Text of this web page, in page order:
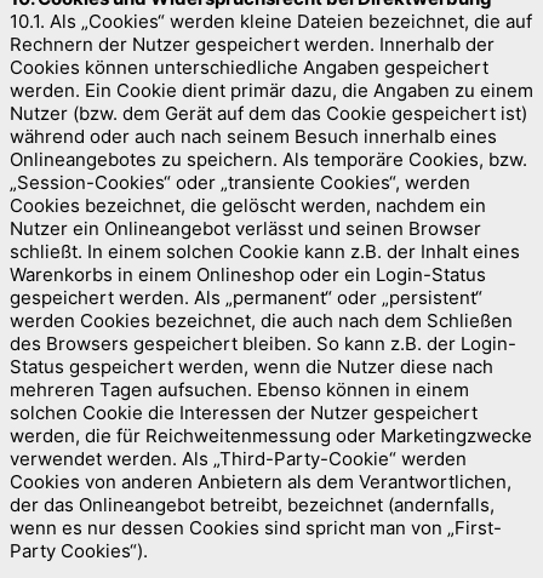
10.1. Als „Cookies“ werden kleine Dateien bezeichnet, die auf
Rechnern der Nutzer gespeichert werden. Innerhalb der
Cookies können unterschiedliche Angaben gespeichert
werden. Ein Cookie dient primär dazu, die Angaben zu einem
Nutzer (bzw. dem Gerät auf dem das Cookie gespeichert ist)
während oder auch nach seinem Besuch innerhalb eines
Onlineangebotes zu speichern. Als temporäre Cookies, bzw.
„Session-Cookies“ oder „transiente Cookies“, werden
Cookies bezeichnet, die gelöscht werden, nachdem ein
Nutzer ein Onlineangebot verlässt und seinen Browser
schließt. In einem solchen Cookie kann z.B. der Inhalt eines
Warenkorbs in einem Onlineshop oder ein Login-Status
gespeichert werden. Als „permanent“ oder „persistent“
werden Cookies bezeichnet, die auch nach dem Schließen
des Browsers gespeichert bleiben. So kann z.B. der Login-
Status gespeichert werden, wenn die Nutzer diese nach
mehreren Tagen aufsuchen. Ebenso können in einem
solchen Cookie die Interessen der Nutzer gespeichert
werden, die für Reichweitenmessung oder Marketingzwecke
verwendet werden. Als „Third-Party-Cookie“ werden
Cookies von anderen Anbietern als dem Verantwortlichen,
der das Onlineangebot betreibt, bezeichnet (andernfalls,
wenn es nur dessen Cookies sind spricht man von „First-
Party Cookies“).